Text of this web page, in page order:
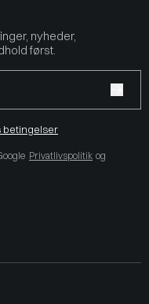
nyheder,
først.
Privatlivspolitik og